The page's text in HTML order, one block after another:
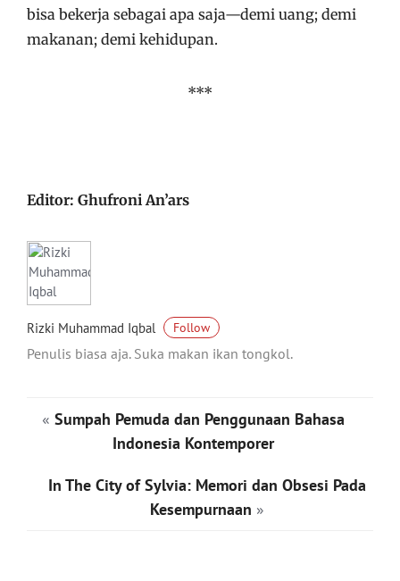
bisa bekerja sebagai apa saja—demi uang; demi
makanan; demi kehidupan.
***
Editor: Ghufroni An’ars
Rizki Muhammad Iqbal Follow
Penulis biasa aja. Suka makan ikan tongkol.
« Sumpah Pemuda dan Penggunaan Bahasa
Indonesia Kontemporer
In The City of Sylvia: Memori dan Obsesi Pada
Kesempurnaan »